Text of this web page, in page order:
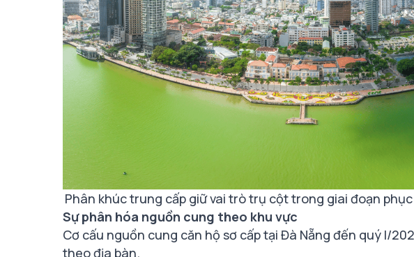
Phân khúc trung cấp giữ vai trò trụ cột trong giai đoạn
Sự phân hóa nguồn cung theo khu vực
Cơ cấu nguồn cung căn hộ sơ cấp tại Đà Nẵng đến quý I/
theo địa bàn.